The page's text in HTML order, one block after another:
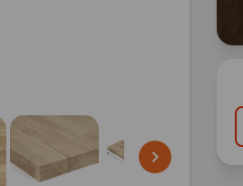
